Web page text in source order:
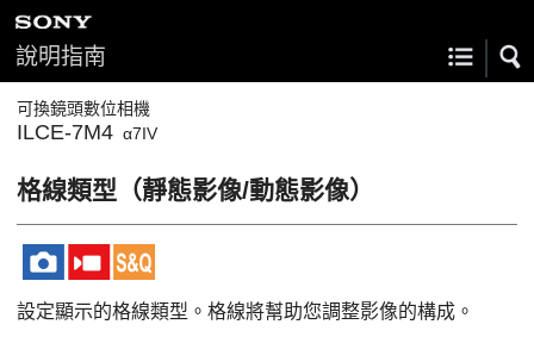
說明指南
可換鏡頭數位相機
ILCE-7M4 α7IV
格線類型 （靜態影像/動態影像）
設定顯示的格線類型。格線將幫助您調整影像的構成。